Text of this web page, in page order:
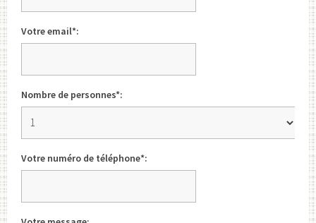
Votre email*:
Nombre de personnes*:
Votre numéro de téléphone*: